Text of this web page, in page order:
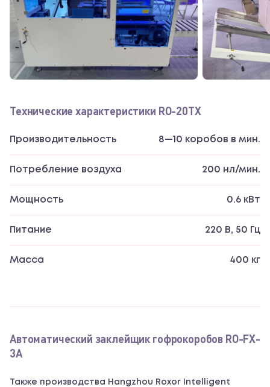
Технические характеристики RO-20TX
Производительность 8—10 коробов в мин.
Потребление воздуха 200 нл/мин.
Мощность 0.6 кВт
Питание 220 В, 50 Гц
Масса 400 кг
Автоматический заклейщик гофрокоробов RO-FX-
3A
Также производства Hangzhou Roxor Intelligent